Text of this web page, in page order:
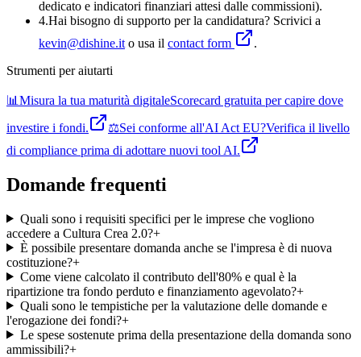
dedicato e indicatori finanziari attesi dalle commissioni).
4.Hai bisogno di supporto per la candidatura? Scrivici a
kevin@dishine.it o usa il contact form
.
Strumenti per aiutarti
📊 Misura la tua maturità digitaleScorecard gratuita per capire dove
investire i fondi.
⚖️Sei conforme all'AI Act EU?Verifica il livello
di compliance prima di adottare nuovi tool AI.
Domande frequenti
Quali sono i requisiti specifici per le imprese che vogliono
accedere a Cultura Crea 2.0?+
È possibile presentare domanda anche se l'impresa è di nuova
costituzione?+
Come viene calcolato il contributo dell'80% e qual è la
ripartizione tra fondo perduto e finanziamento agevolato?+
Quali sono le tempistiche per la valutazione delle domande e
l'erogazione dei fondi?+
Le spese sostenute prima della presentazione della domanda sono
ammissibili?+